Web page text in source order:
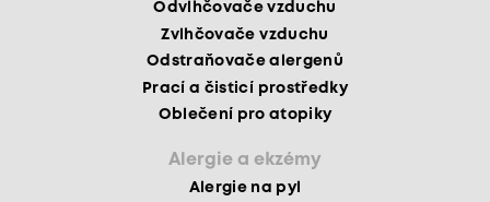
Odvlhčovače vzduchu
Zvlhčovače vzduchu
Odstraňovače alergenů
Prací a čisticí prostředky
Oblečení pro atopiky
Alergie a ekzémy
Alergie na pyl